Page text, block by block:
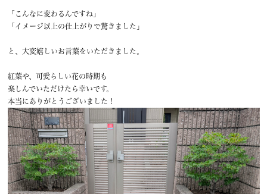
「こんなに変わるんですね」
「イメージ以上の仕上がりで驚きました」
と、大変嬉しいお言葉をいただきました。
紅葉や、可愛らしい花の時期も
楽しんでいただけたら幸いです。
本当にありがとうございました！